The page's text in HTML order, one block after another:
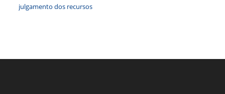
julgamento dos recursos